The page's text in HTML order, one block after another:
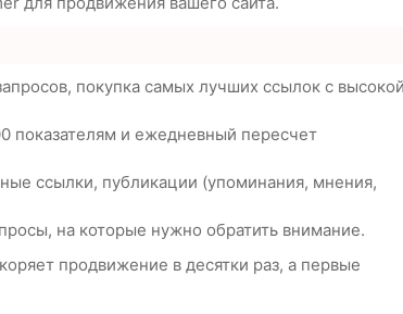
покупка самых лучших ссылок с высокой
показателям и ежедневный пересчет
ссылки, публикации (упоминания, мнения,
на которые нужно обратить внимание.
продвижение в десятки раз, а первые